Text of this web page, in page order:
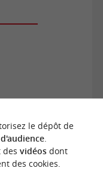
le dépôt de
.
des vidéosdont
des cookies.